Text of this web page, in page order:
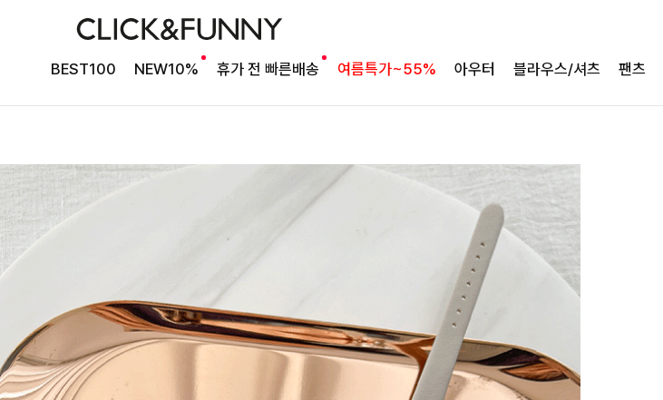
BEST100 NEW10% 휴가 전 빠른배송 여름특가~55% 아우터 블라우스/셔츠 팬츠